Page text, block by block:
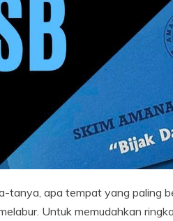
tanya, apa tempat yang paling
Untuk memudahkan